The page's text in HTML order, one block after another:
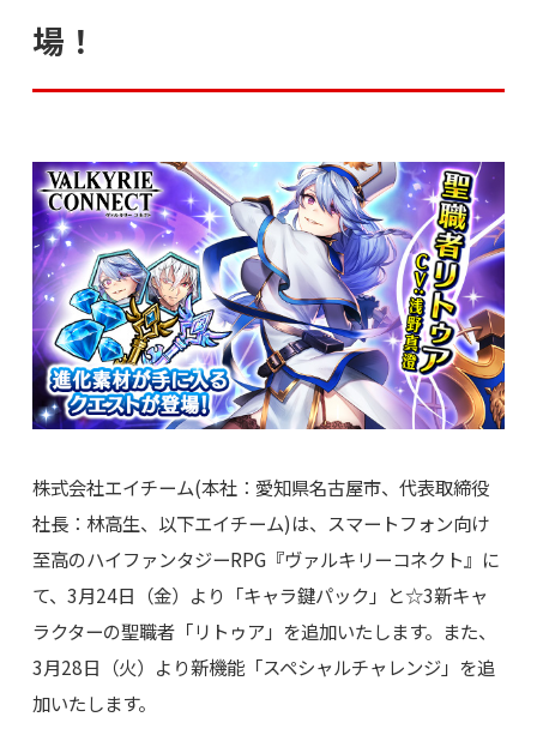
場！
株式会社エイチーム(本社：愛知県名古屋市、代表取締役
社長：林高生、以下エイチーム)は、スマートフォン向け
至高のハイファンタジーRPG『ヴァルキリーコネクト』に
て、3月24日（金）より「キャラ鍵パック」と☆3新キャ
ラクターの聖職者「リトゥア」を追加いたします。また、
3月28日（火）より新機能「スペシャルチャレンジ」を追
加いたします。